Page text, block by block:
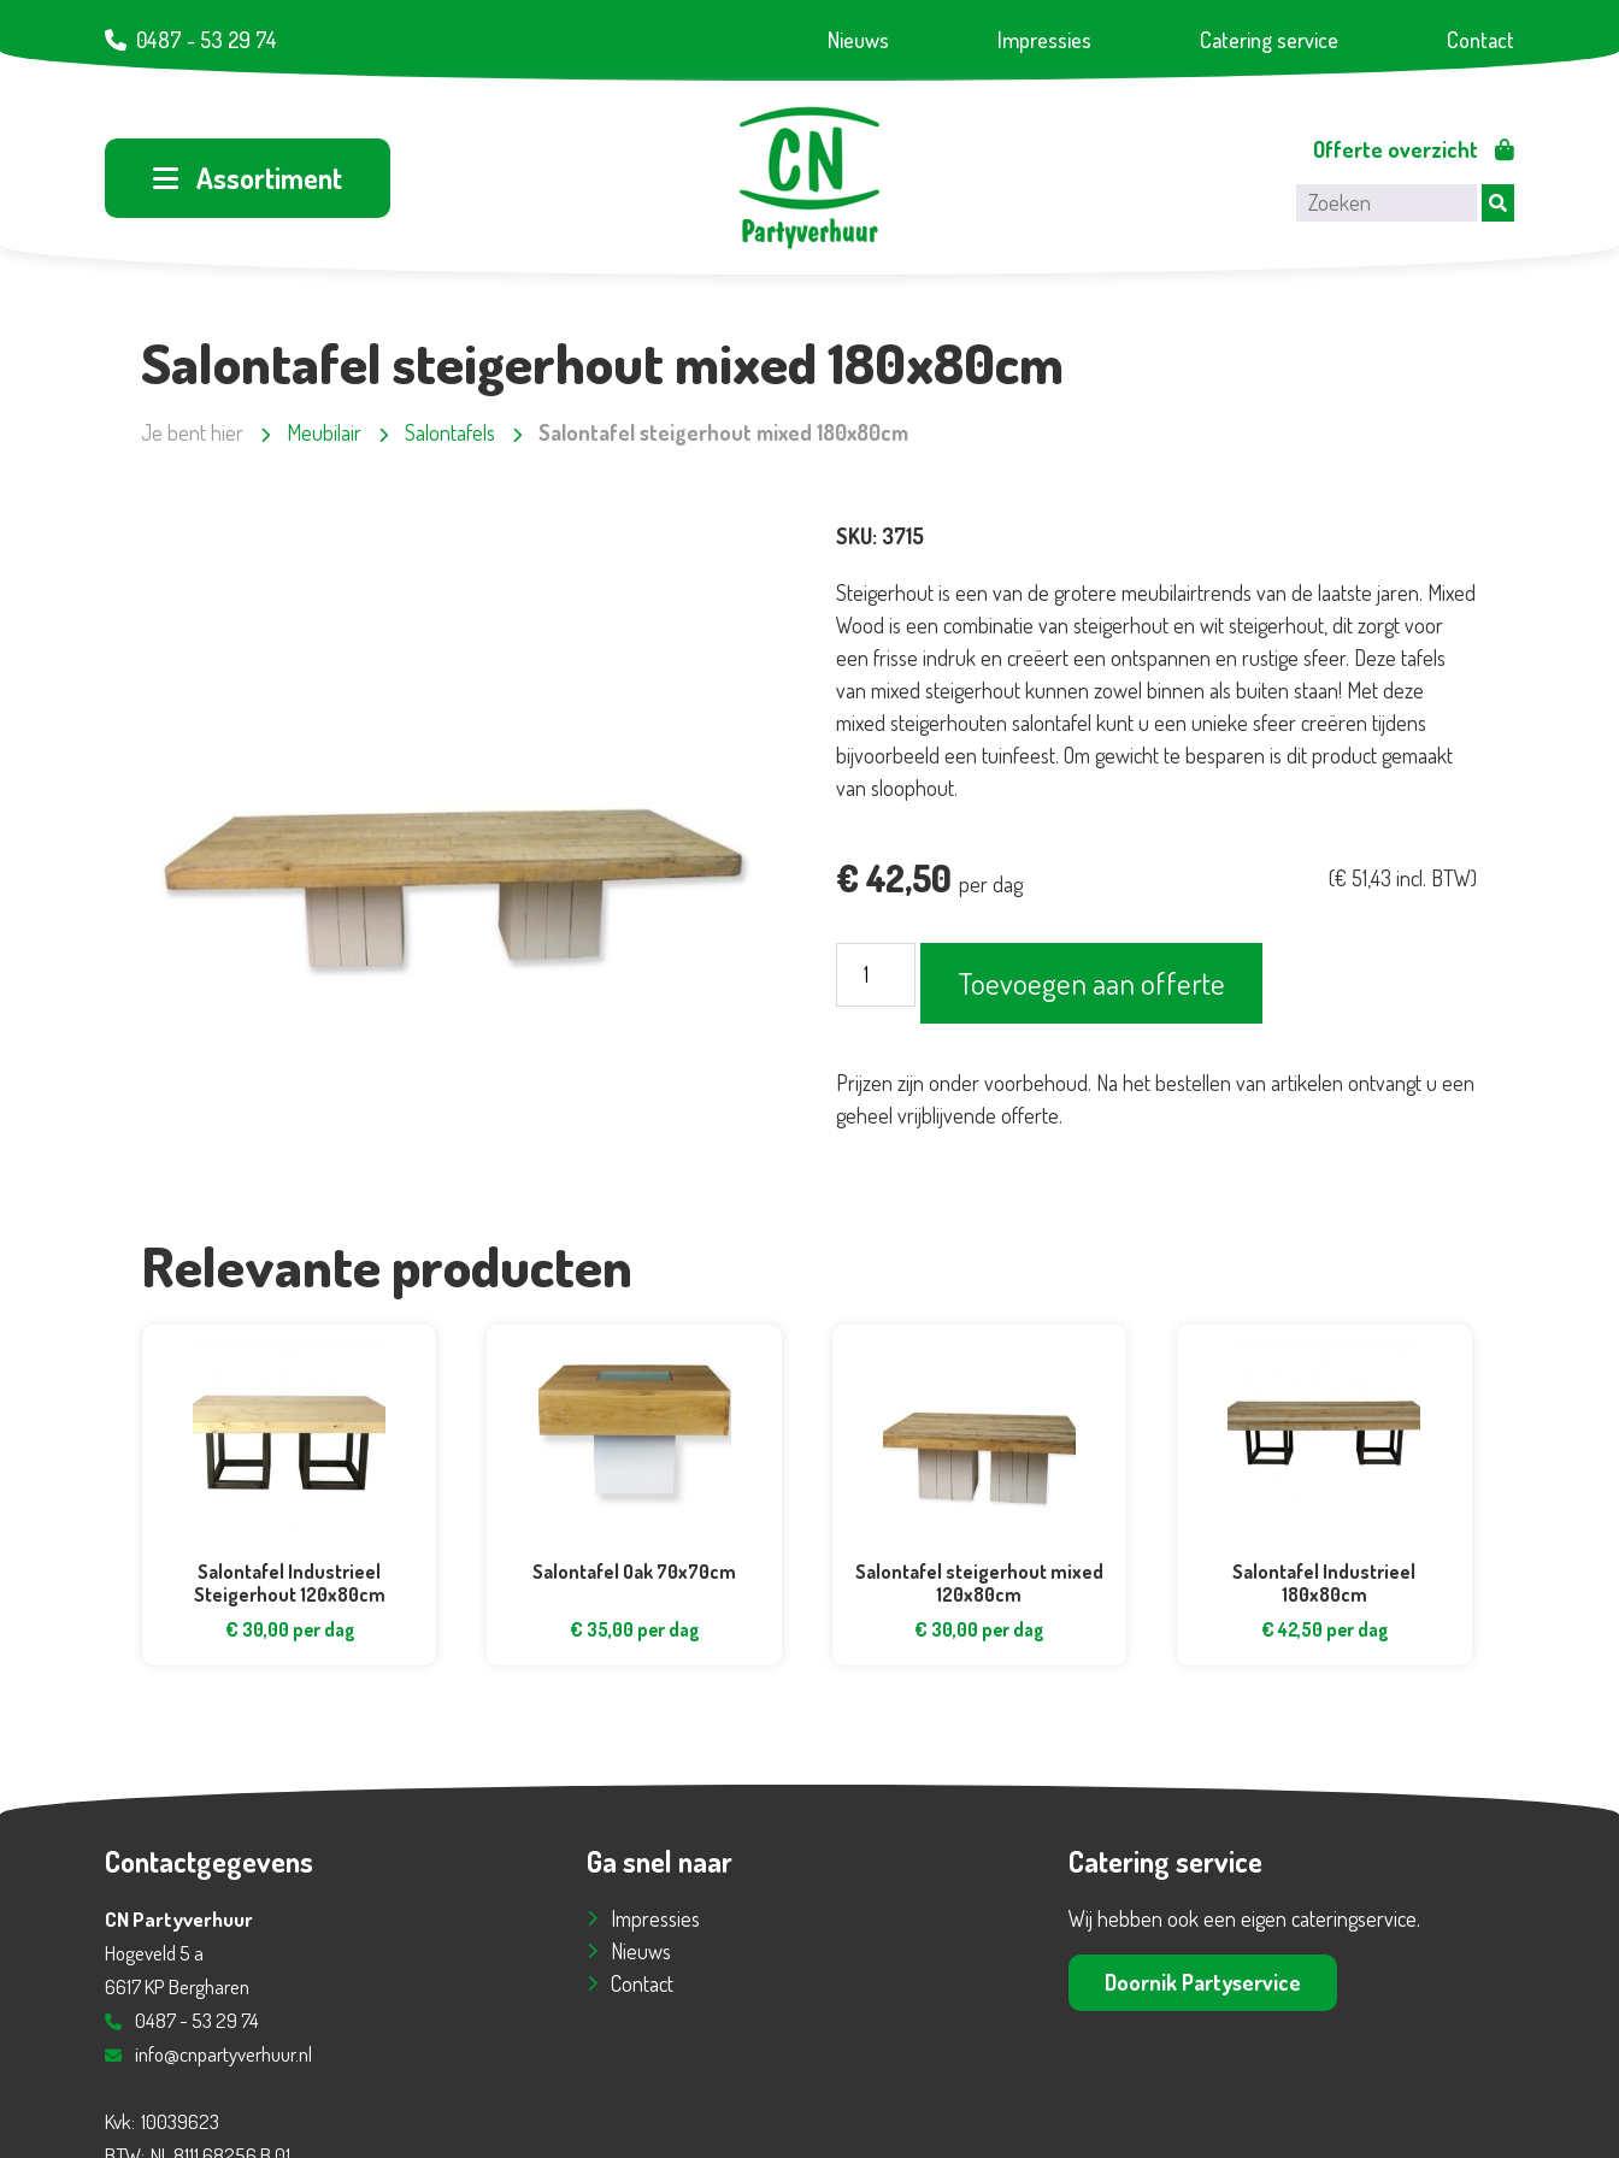
0487 - 53 29 74 Nieuws Impressies Catering service Contact
Assortiment
Offerte overzicht
Salontafel steigerhout mixed 180x80cm
Je bent hier Meubilair Salontafels Salontafel steigerhout mixed 180x80cm
SKU: 3715
Steigerhout is een van de grotere meubilairtrends van de laatste jaren. Mixed
Wood is een combinatie van steigerhout en wit steigerhout, dit zorgt voor
een frisse indruk en creëert een ontspannen en rustige sfeer. Deze tafels
van mixed steigerhout kunnen zowel binnen als buiten staan! Met deze
mixed steigerhouten salontafel kunt u een unieke sfeer creëren tijdens
bijvoorbeeld een tuinfeest. Om gewicht te besparen is dit product gemaakt
van sloophout.
€42,50 per dag (€ 51,43 incl. BTW)
steigerhout
aantal
Toevoegen aan offerte
Prijzen zijn onder voorbehoud. Na het bestellen van artikelen ontvangt u een
geheel vrijblijvende offerte.
Relevante producten
Salontafel Industrieel
Steigerhout 120x80cm
€ 30,00 per dag
Salontafel Oak 70x70cm
€ 35,00 per dag
Salontafel steigerhout mixed
120x80cm
€ 30,00 per dag
Salontafel Industrieel
180x80cm
€42,50 per dag
Contactgegevens
CN Partyverhuur
Hogeveld 5 a
6617 KP Bergharen
0487 - 53 29 74
info@cnpartyverhuur.nl
Kvk: 10039623
Ga snel naar
Impressies
Nieuws
Contact
Catering service
Wij hebben ook een eigen cateringservice.
Doornik Partyservice